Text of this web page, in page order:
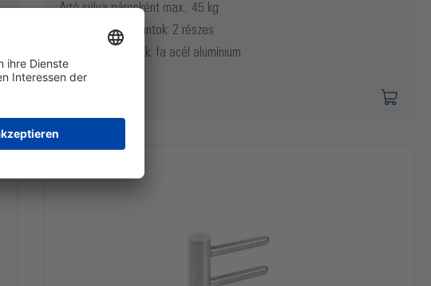
Ajtó súlya páronként max.: 45 kg
Megfelelő ajtópántok: 2 részes
Megfelelő keretek: fa acél alumínium